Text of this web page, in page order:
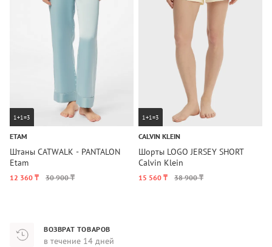
1+1=3
ETAM
Штаны CATWALK - PANTALON
Etam
12 360 ₸ 30 900 ₸
1+1=3
CALVIN KLEIN
Шорты LOGO JERSEY SHORT
Calvin Klein
15 560 ₸ 38 900 ₸
ВОЗВРАТ ТОВАРОВ
в течение 14 дней